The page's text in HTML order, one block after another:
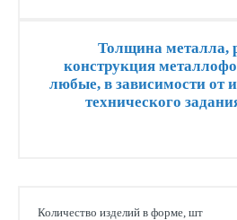
Толщина металла,
конструкция
любые, в зависимости от
технического
Количество изделий в форме, шт